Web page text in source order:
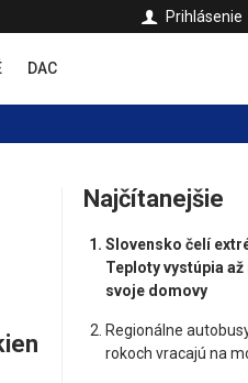
Prihlásenie
DAC
Najčítanejšie
Slovensko čelí
Teploty vystúpia až
svoje domovy
Regionálne
rokoch vracajú na